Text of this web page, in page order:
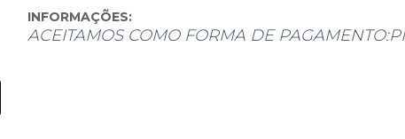
INFORMAÇÕES:
ACEITAMOS COMO FORMA DE